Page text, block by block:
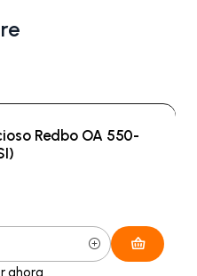
Redbo OA 550-
ahora